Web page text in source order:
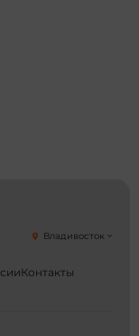
Контакты
Владивосток